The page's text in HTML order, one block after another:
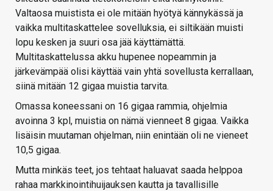
Valtaosa muistista ei ole mitään hyötyä kännykässä ja
vaikka multitaskattelee sovelluksia, ei siltikään muisti
lopu kesken ja suuri osa jää käyttämättä.
Multitaskattelussa akku hupenee nopeammin ja
järkevämpää olisi käyttää vain yhtä sovellusta kerrallaan,
siinä mitään 12 gigaa muistia tarvita.
Omassa koneessani on 16 gigaa rammia, ohjelmia
avoinna 3 kpl, muistia on nämä vienneet 8 gigaa. Vaikka
lisäisin muutaman ohjelman, niin enintään oli ne vieneet
10,5 gigaa.
Mutta minkäs teet, jos tehtaat haluavat saada helppoa
rahaa markkinointihuijauksen kautta ja tavallisille